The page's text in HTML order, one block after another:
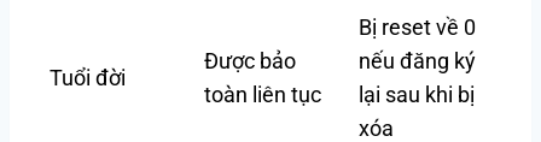
Tuổi đời
Được bảo
toàn liên tục
Bị reset về 0
nếu đăng ký
lại sau khi bị
xóa